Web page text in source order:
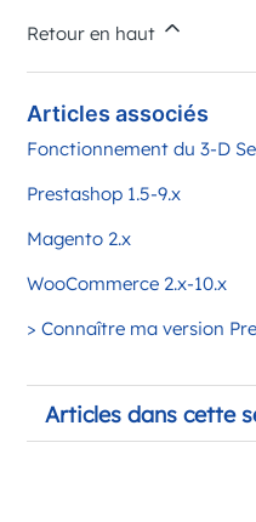
Retour en haut
Articles associés
Fonctionnement du 3-D
Prestashop 1.5-9.x
Magento 2.x
WooCommerce 2.x-10.x
> Connaître ma version
Articles dans cette